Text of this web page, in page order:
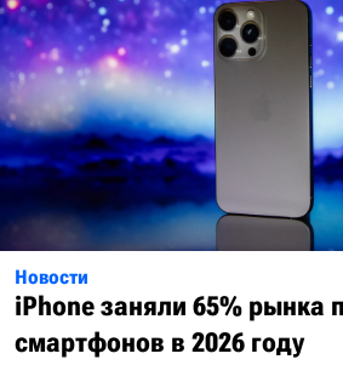
Новости
iPhone заняли 65% рынка
смартфонов в 2026 году